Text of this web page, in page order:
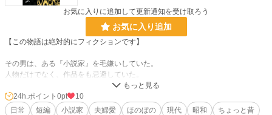
お気に入りに追加して更新通知を受け取ろう
お気に入り追加
【この物語は絶対的にフィクションです】
その男は、ある『小説家』を毛嫌いしていた。
人物だけでなく、作品をも忌避していた。
ところがある時、よんどころない事情が発生し、その『小説家』に関わる場所へ
行かねばならなくなった。
朝から不機嫌な彼の様子に不審を感じた細君は……。
24h.ポイント 0pt
10
日常
短編 小説家 夫婦愛 ほのぼの 現代 昭和 ちょっと昔